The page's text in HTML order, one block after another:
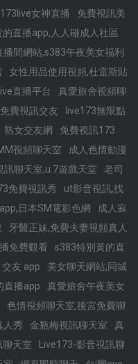
173live女神直播
免費視訊美
直播app,人人碰成人社區
播間網站,s383午夜美女福利
女性用品使用視頻,杜雷斯貼
直播平台
真愛旅舍視頻聊
免費視訊交友
live173無限點
熟女交友網
免費視訊173
視頻聊天室
成人色情動漫
訊聊天室,u.7遊戲天堂
老司
免費視訊秀
ut影音視訊,找
日本SM電影色網
成人寂
牙醫正妹,免費夫妻視頻真人
免費觀看
s383特別黃的直
交友 app
美女聊天網站,同城
直播app
真愛旅舍午夜美女
色情視頻聊天室,後宮免費聊
人秀 金瓶梅視訊聊天室
真
聊天室
Live173-影音視訊聊